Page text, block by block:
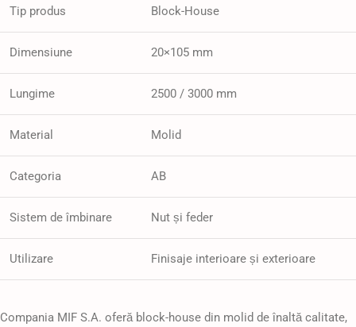
Tip produs Block-House
Dimensiune 20×105 mm
Lungime 2500 / 3000 mm
Material Molid
Categoria AB
Sistem de îmbinare Nut și feder
Utilizare Finisaje interioare și exterioare
Compania MIF S.A. oferă block-house din molid de înaltă calitate,